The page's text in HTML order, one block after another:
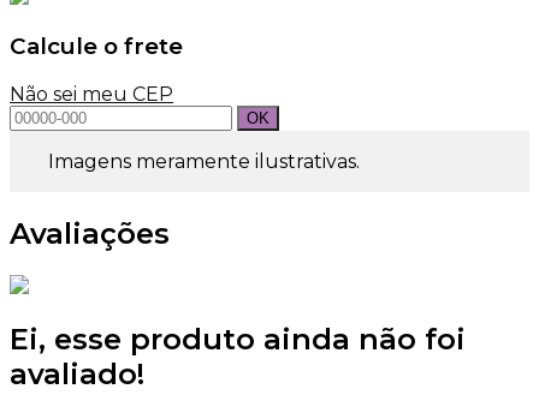
Calcule o frete
Não sei meu CEP
Imagens meramente ilustrativas.
Avaliações
Ei, esse produto ainda não foi
avaliado!